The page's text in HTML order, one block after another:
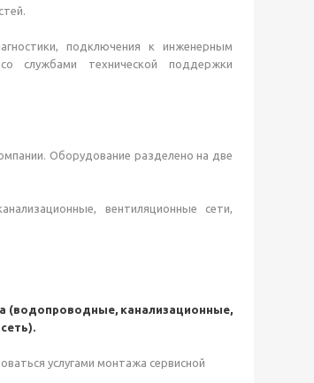
подключения к инженерным
службами технической поддержки
Оборудование разделено на две
вентиляционные сети,
(водопроводные, канализационные,
услугами монтажа сервисной